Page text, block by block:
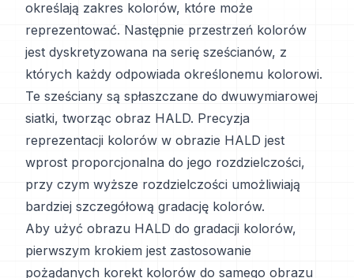
określają zakres kolorów, które może
reprezentować. Następnie przestrzeń kolorów
jest dyskretyzowana na serię sześcianów, z
których każdy odpowiada określonemu kolorowi.
Te sześciany są spłaszczane do dwuwymiarowej
siatki, tworząc obraz HALD. Precyzja
reprezentacji kolorów w obrazie HALD jest
wprost proporcjonalna do jego rozdzielczości,
przy czym wyższe rozdzielczości umożliwiają
bardziej szczegółową gradację kolorów.
Aby użyć obrazu HALD do gradacji kolorów,
pierwszym krokiem jest zastosowanie
pożądanych korekt kolorów do samego obrazu